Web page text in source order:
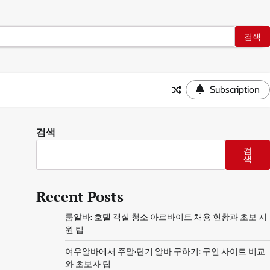
Subscription
검색
검
색
Recent Posts
룸알바: 호텔 객실 청소 아르바이트 채용 현황과 초보 지
원 팁
여우알바에서 주말·단기 알바 구하기: 구인 사이트 비교
와 초보자 팁